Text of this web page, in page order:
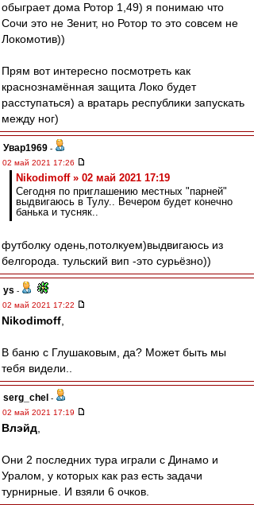
обыграет дома Ротор 1,49) я понимаю что
Сочи это не Зенит, но Ротор то это совсем не
Локомотив))
Прям вот интересно посмотреть как
краснознамённая защита Локо будет
расступаться) а вратарь республики запускать
между ног)
Увар1969 -
02 май 2021 17:26
Nikodimoff » 02 май 2021 17:19
Сегодня по приглашению местных "парней"
выдвигаюсь в Тулу.. Вечером будет конечно
банька и тусняк..
футболку одень,потолкуем)выдвигаюсь из
белгорода. тульский вип -это сурьёзно))
ys -
02 май 2021 17:22
Nikodimoff
В баню с Глушаковым, да? Может быть мы
тебя видели..
serg_chel -
02 май 2021 17:19
Влэйд
Они 2 последних тура играли с Динамо и
Уралом, у которых как раз есть задачи
турнирные. И взяли 6 очков.